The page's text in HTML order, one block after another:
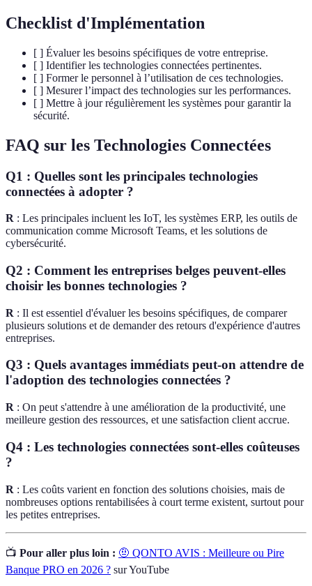
Checklist d'Implémentation
[ ] Évaluer les besoins spécifiques de votre entreprise.
[ ] Identifier les technologies connectées pertinentes.
[ ] Former le personnel à l’utilisation de ces technologies.
[ ] Mesurer l’impact des technologies sur les performances.
[ ] Mettre à jour régulièrement les systèmes pour garantir la
sécurité.
FAQ sur les Technologies Connectées
Q1 : Quelles sont les principales technologies
connectées à adopter ?
R : Les principales incluent les IoT, les systèmes ERP, les outils de
communication comme Microsoft Teams, et les solutions de
cybersécurité.
Q2 : Comment les entreprises belges peuvent-elles
choisir les bonnes technologies ?
R : Il est essentiel d'évaluer les besoins spécifiques, de comparer
plusieurs solutions et de demander des retours d'expérience d'autres
entreprises.
Q3 : Quels avantages immédiats peut-on attendre de
l'adoption des technologies connectées ?
R : On peut s'attendre à une amélioration de la productivité, une
meilleure gestion des ressources, et une satisfaction client accrue.
Q4 : Les technologies connectées sont-elles coûteuses
?
R : Les coûts varient en fonction des solutions choisies, mais de
nombreuses options rentabilisées à court terme existent, surtout pour
les petites entreprises.
📺 Pour aller plus loin : 🤨 QONTO AVIS : Meilleure ou Pire
Banque PRO en 2026 ? sur YouTube